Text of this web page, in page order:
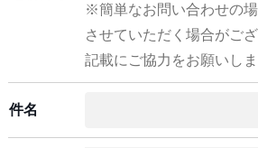
※簡単なお問い合わせの
させていただく場合がご
記載にご協力をお願いし
件名